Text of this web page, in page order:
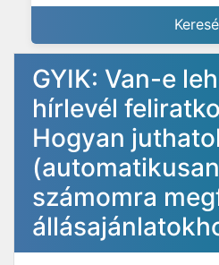
GYIK: Van-e
hírlevél
Hogyan
számomra